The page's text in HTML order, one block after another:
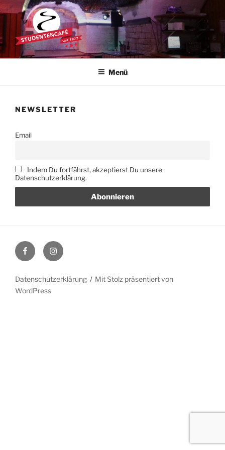
Zum
Inhalt
springen
STUDENTENCAFÉ
Die Kultkneipe in Ulm seit 1977
Menü
NEWSLETTER
Email
Indem Du fortfährst, akzeptierst Du unsere
Datenschutzerklärung.
FacebookInstagram
Datenschutzerklärung
Mit Stolz präsentiert von
WordPress